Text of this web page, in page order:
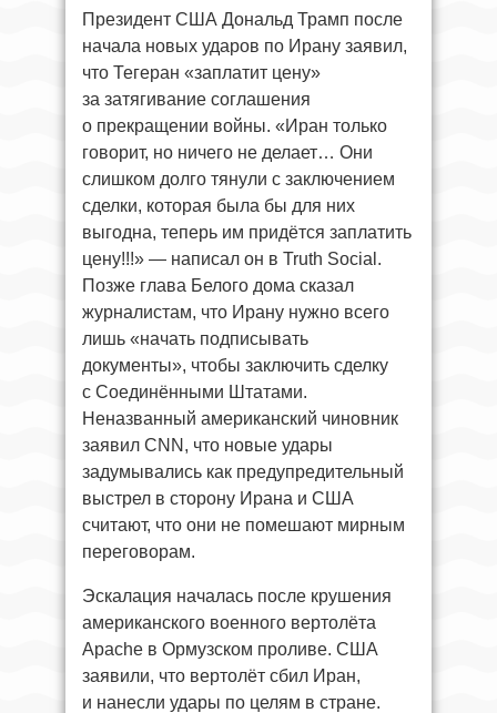
Президент США Дональд Трамп после
начала новых ударов по Ирану заявил,
что Тегеран «заплатит цену»
за затягивание соглашения
о прекращении войны. «Иран только
говорит, но ничего не делает… Они
слишком долго тянули с заключением
сделки, которая была бы для них
выгодна, теперь им придётся заплатить
цену!!!» — написал он в Truth Social.
Позже глава Белого дома сказал
журналистам, что Ирану нужно всего
лишь «начать подписывать
документы», чтобы заключить сделку
с Соединёнными Штатами.
Неназванный американский чиновник
заявил CNN, что новые удары
задумывались как предупредительный
выстрел в сторону Ирана и США
считают, что они не помешают мирным
переговорам.
Эскалация началась после крушения
американского военного вертолёта
Apache в Ормузском проливе. США
заявили, что вертолёт сбил Иран,
и нанесли удары по целям в стране.